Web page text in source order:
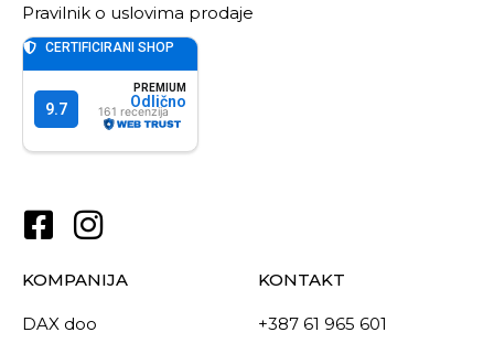
Pravilnik o uslovima prodaje
KOMPANIJA
DAX doo
KONTAKT
+387 61 965 601